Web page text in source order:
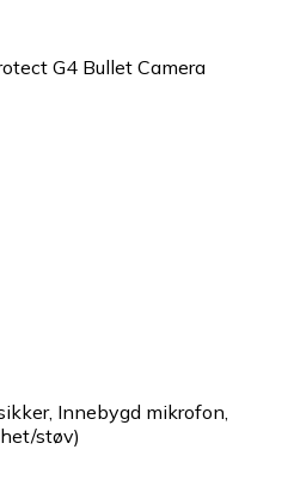
G4 Bullet Camera
, Innebygd mikrofon,
støv)